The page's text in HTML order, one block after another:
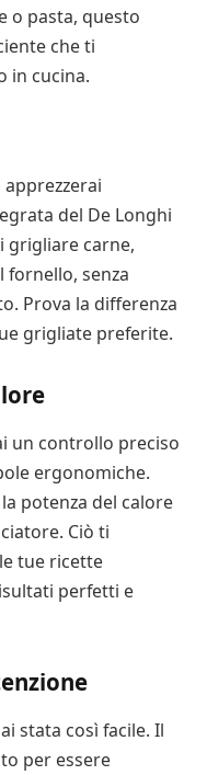
o pasta, questo
che ti
in cucina.
del De Longhi
grigliare carne,
senza
Prova la differenza
grigliate preferite.
un controllo preciso
ergonomiche.
potenza del calore
Ciò ti
tue ricette
perfetti e
stata così facile. Il
per essere